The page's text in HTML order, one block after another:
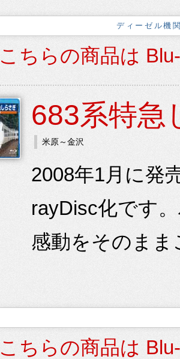
ディーゼル機
こちらの商品は
683系特急
米原～金沢
2008年1月に発
rayDisc化です
感動をそのま
こちらの商品は